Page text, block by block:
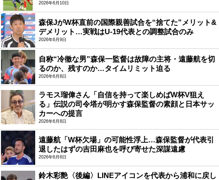
2026年6月10日
森保JがW杯直前の国際親善試合を“捨てた”メリット&
デメリット…実戦はU-19代表との調整試合のみ
2026年6月9日
自称“冷徹な男”森保一監督は故障の主将・遠藤航を切
るのか、残すのか…タイムリミット迫る
2026年6月8日
ラモス瑠偉さん「自信を持って楽しめばW杯V狙え
る」伝説の司令塔が明かす森保監督の素顔と日本サッ
カーへの提言
2026年6月8日
遠藤航「W杯欠場」の可能性浮上…森保監督が代表引
退したはずの吉田麻也を呼び寄せた深謀遠慮
2026年6月6日
鈴木彩艶〈後編〉LINEアイコンを代表から浦和に戻し